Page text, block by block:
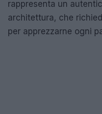
rappresenta un
architettura, che
per apprezzarne ogni